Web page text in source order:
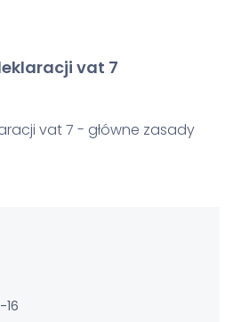
vat 7
vat 7 - główne zasady